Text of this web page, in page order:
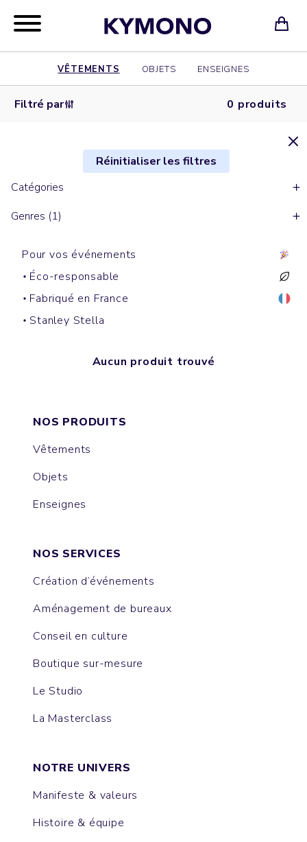
VÊTEMENTS OBJETS ENSEIGNES
Filtré par 0 produits
Réinitialiser les filtres
Catégories
Genres (1)
Pour vos événements
Éco-responsable
Fabriqué en France
Stanley Stella
Aucun produit trouvé
NOS PRODUITS
Vêtements
Objets
Enseignes
NOS SERVICES
Création d’événements
Aménagement de bureaux
Conseil en culture
Boutique sur-mesure
Le Studio
La Masterclass
NOTRE UNIVERS
Manifeste & valeurs
Histoire & équipe